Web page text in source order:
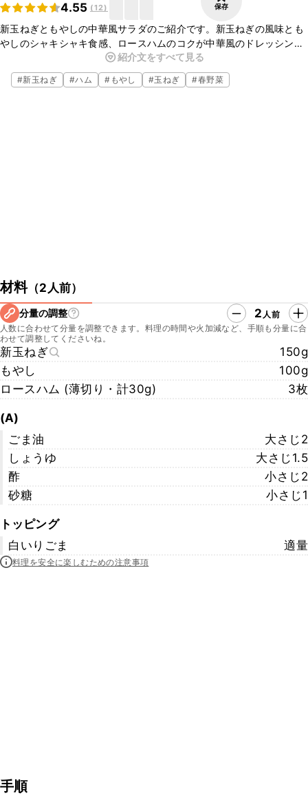
4.55 (12) 保存
新玉ねぎともやしの中華風サラダのご紹介です。新玉ねぎの風味とも
やしのシャキシャキ食感、ロースハムのコクが中華風のドレッシング
によく合いおいしいですよ。お手軽にできますのでぜひ、お試しくだ
さいね。
紹介文をすべて見る
#新玉ねぎ #ハム # もやし #玉ねぎ #春野菜
材料（2人前）
分量の調整 2 人前
人数に合わせて分量を調整できます。料理の時間や火加減など、手順も分量に合
わせて調整してくださいね。
新玉ねぎ
150g
もやし
100g
ロースハム (薄切り・計30g)
3枚
(A)
ごま油
大さじ2
しょうゆ
大さじ1.5
酢
小さじ2
砂糖
小さじ1
トッピング
白いりごま
適量
料理を安全に楽しむための注意事項
手順